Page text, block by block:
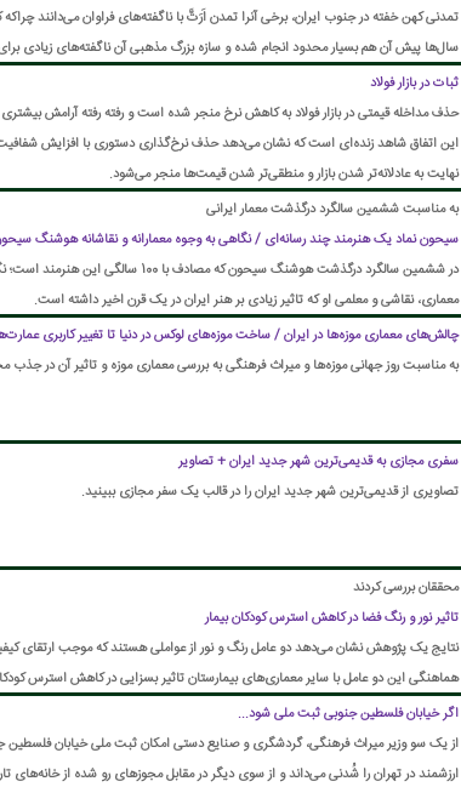
تمدنی کهن خفته در جنوب ایران، برخی آنرا تمدن اَرَتَّ با ناگفته‌های فراوان می‌دانند
سال‌ها پیش آن هم بسیار محدود انجام شده و سازه بزرگ مذهبی آن ناگفته‌های زیادی
ثبات در بازار فولاد
حذف مداخله قیمتی در بازار فولاد به کاهش نرخ منجر شده است و رفته رفته آرامش بیشتری
این اتفاق شاهد زنده‌ای است که نشان می‌دهد حذف نرخ‌گذاری دستوری با افزایش
نهایت به عادلانه‌تر شدن بازار و منطقی‌تر شدن قیمت‌ها منجر می‌شود.
به مناسبت ششمین سالگرد درگذشت معمار ایرانی
سیحون نماد یک هنرمند چند رسانه‌ای / نگاهی به وجوه معمارانه و نقاشانه هوشنگ
در ششمین سالگرد درگذشت هوشنگ سیحون که مصادف با
معماری، نقاشی و معلمی او که تاثیر زیادی بر هنر ایران در یک قرن اخیر داشته است.
چالش‌های معماری موزه‌ها در ایران / ساخت موزه‌های لوکس در دنیا تا تغییر کاربری
به مناسبت روز جهانی موزه‌ها و میراث فرهنگی به بررسی معماری موزه و تاثیر آن در جذب
سفری مجازی به قدیمی‌ترین شهر جدید ایران + تصاویر
تصاویری از قدیمی‌ترین شهر جدید ایران را در قالب یک سفر مجازی ببینید.
محققان بررسی کردند
تاثیر نور و رنگ فضا در کاهش استرس کودکان بیمار
نتایج یک پژوهش نشان می‌دهد دو عامل رنگ و نور از عواملی هستند که موجب ارتقای
هماهنگی این دو عامل با سایر معماری‌های بیمارستان تاثیر بسزایی در کاهش استرس
اگر خیابان فلسطین جنوبی ثبت ملی شود...
از یک سو وزیر میراث فرهنگی، گردشگری و صنایع دستی امکان ثبت ملی خیابان فلسطین
ارزشمند در تهران را شُدنی می‌داند و از سوی دیگر در مقابل مجوزهای رو شده از خانه‌های